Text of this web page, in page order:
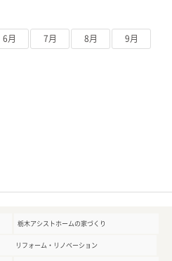
6月 7月 8月 9月
栃木アシストホームの家づくり
リフォーム・リノベーション